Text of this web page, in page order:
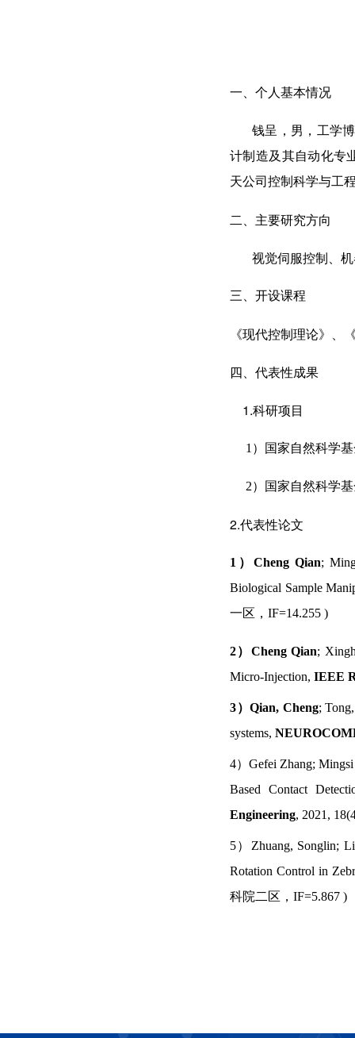
一、个人基本情况
钱呈，男，工学
计制造及其自动化专
天公司控制科学与工
二、主要研究方向
视觉伺服控制、
三、开设课程
《现代控制理论》、
四、代表性成果
1.科研项目
1）国家自然科学基
2）国家自然科学基
2.代表性论文
1）Cheng Qian;
Biological Sample
一区 ， IF=14.255 )
2）Cheng Qian;
Micro-Injection, IEEE
3）Qian, Cheng;
systems,
4）Gefei Zhang;
Based Contact
Engineering, 2021,
5）Zhuang, Songlin;
Rotation Control in
科院二区， IF=5.867 )